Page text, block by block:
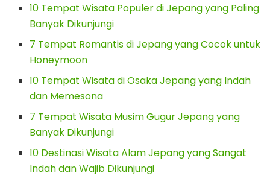
10 Tempat Wisata Populer di Jepang yang Paling
Banyak Dikunjungi
7 Tempat Romantis di Jepang yang Cocok untuk
Honeymoon
10 Tempat Wisata di Osaka Jepang yang Indah
dan Memesona
7 Tempat Wisata Musim Gugur Jepang yang
Banyak Dikunjungi
10 Destinasi Wisata Alam Jepang yang Sangat
Indah dan Wajib Dikunjungi